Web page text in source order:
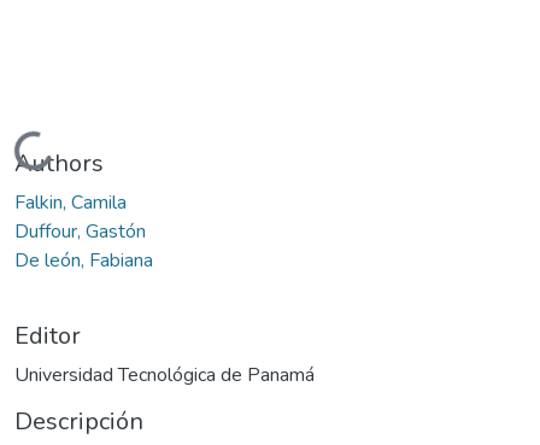
Cargando...
Authors
Falkin, Camila
Duffour, Gastón
De león, Fabiana
Editor
Universidad Tecnológica de Panamá
Descripción